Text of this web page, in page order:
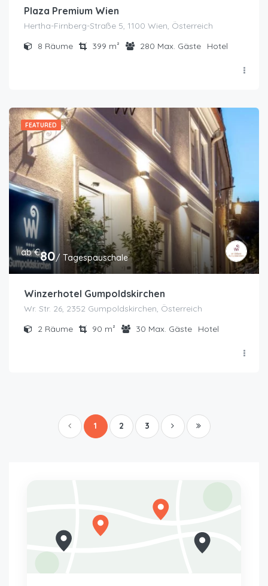
Plaza Premium Wien
Hertha-Firnberg-Straße 5, 1100 Wien, Österreich
8 Räume 399 m² 280 Max. Gäste Hotel
FEATURED
ab €80/ Tagespauschale
Winzerhotel Gumpoldskirchen
Wr. Str. 26, 2352 Gumpoldskirchen, Österreich
2 Räume 90 m² 30 Max. Gäste Hotel
1 2 3